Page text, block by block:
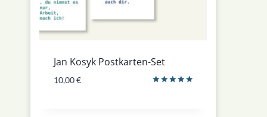
Jan Kosyk Postkarten-Set
10,00€